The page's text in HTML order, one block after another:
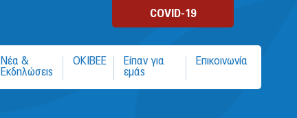
COVID-19
Νέα &
Εκδηλώσεις
ΟΚΙΒΕΕ
Είπαν για
εμάς
Επικοινωνία